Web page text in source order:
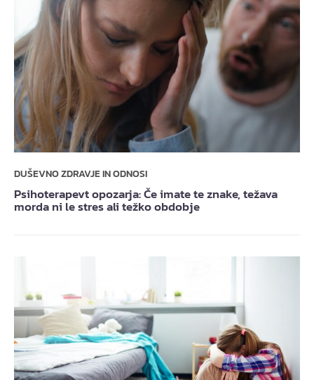
DUŠEVNO ZDRAVJE IN ODNOSI
Psihoterapevt opozarja: Če imate te znake, težava
morda ni le stres ali težko obdobje